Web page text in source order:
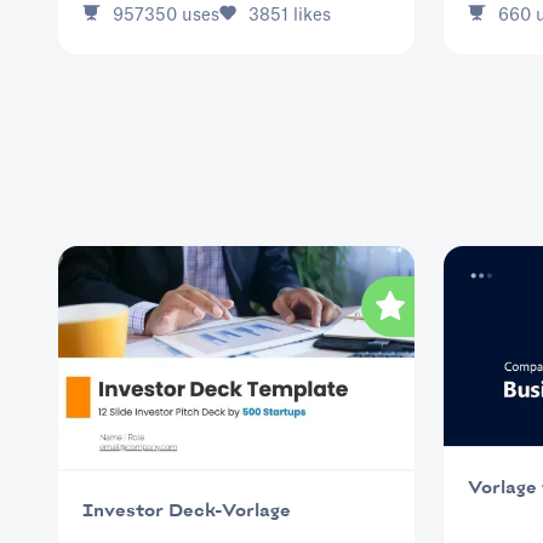
957350 uses 3851 likes 660
Investor Deck-Vorlage